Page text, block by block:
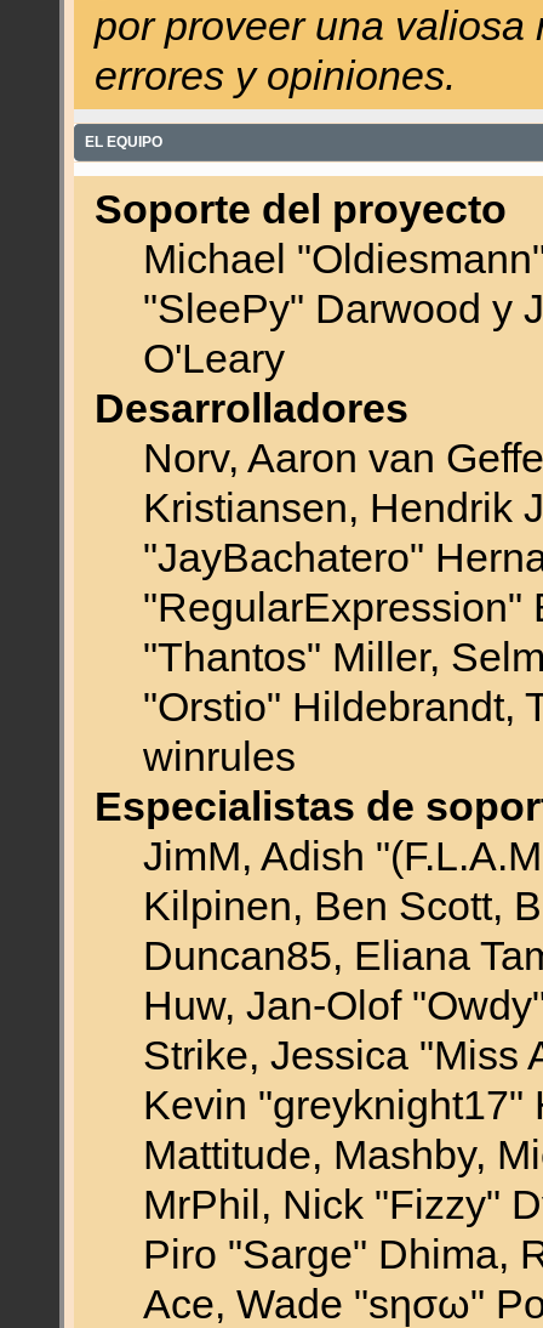
por proveer una valiosa
errores y opiniones.
EL EQUIPO
Soporte del proyecto
Michael
"SleePy" Darwood y
O'Leary
Desarrolladores
Norv, Aaron van
Kristiansen, Hendrik
"JayBachatero"
"RegularExpression"
"Thantos" Miller,
"Orstio" Hildebrandt,
winrules
Especialistas de
JimM, Adish
Kilpinen, Ben Scott,
Duncan85, Eliana
Huw, Jan-Olof
Strike, Jessica "Miss
Kevin "greyknight17"
Mattitude, Mashby,
MrPhil, Nick "Fizzy"
Piro "Sarge" Dhima,
Ace, Wade "sησω"